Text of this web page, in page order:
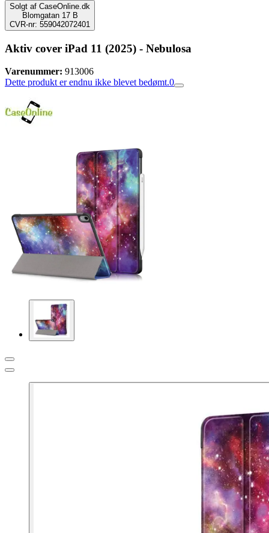
Solgt af CaseOnline.dk
Blomgatan 17 B
CVR-nr: 559042072401
Aktiv cover iPad 11 (2025) - Nebulosa
Varenummer: 913006
Dette produkt er endnu ikke blevet bedømt.0